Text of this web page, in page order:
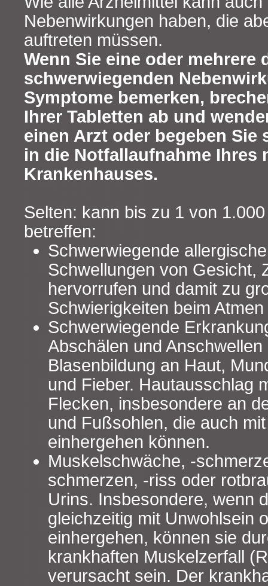
Nebenwirkungen haben, die
auftreten müssen.
Wenn Sie eine oder mehrere
schwerwiegenden
Symptome bemerken,
Ihrer Tabletten ab und
einen Arzt oder begeben Sie
in die Notfallaufnahme Ihres
Krankenhauses.
Selten: kann bis zu 1 von
betreffen:
Schwerwiegende
Schwellungen von Gesicht,
hervorrufen und damit zu
Schwierigkeiten beim
Schwerwiegende
Abschälen und
Blasenbildung an Haut,
und Fieber. Hautausschlag
Flecken, insbesondere an
und Fußsohlen, die auch
einhergehen können.
Muskelschwäche, -
schmerzen, -riss oder
Urins. Insbesondere, wenn
gleichzeitig mit Unwohlsein
einhergehen, können sie
krankhaften Muskelzerfall
verursacht sein. Der